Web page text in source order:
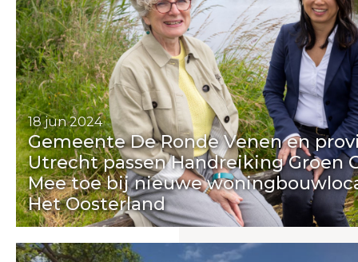
Team
Nieuws
Contact
18 jun 2024
Gemeente De Ronde Venen en
Utrecht passen Handreiking Groen
Mee toe bij nieuwe
Het Oosterland